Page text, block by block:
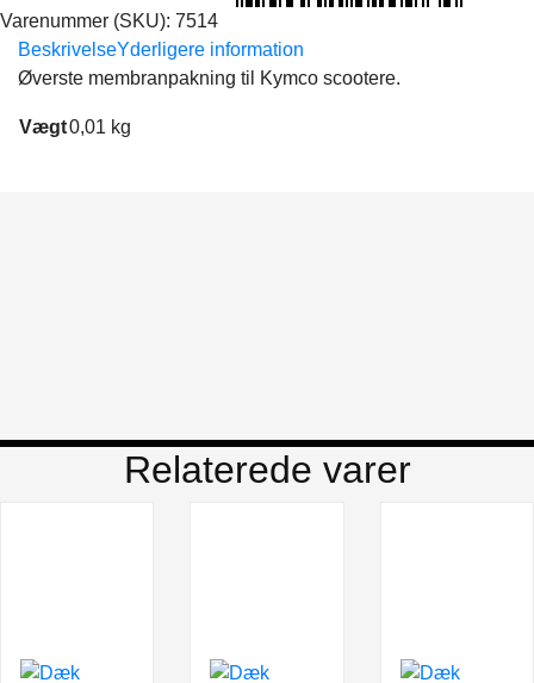
Varenummer (SKU): 7514
BeskrivelseYderligere information
Øverste membranpakning til Kymco scootere.
Vægt0,01 kg
Relaterede varer